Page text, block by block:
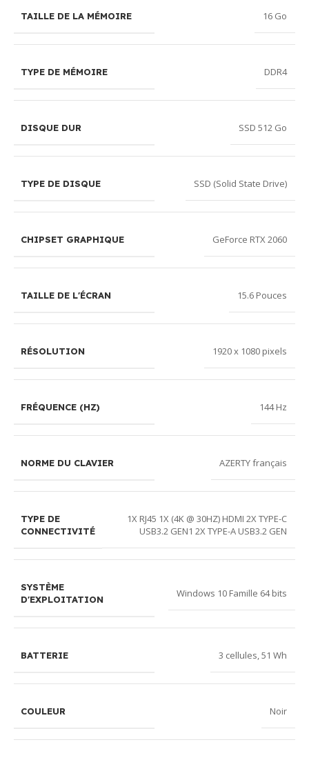
TAILLE DE LA MÉMOIRE 16 Go
TYPE DE MÉMOIRE DDR4
DISQUE DUR SSD 512 Go
TYPE DE DISQUE SSD (Solid State Drive)
CHIPSET GRAPHIQUE GeForce RTX 2060
TAILLE DE L'ÉCRAN 15.6 Pouces
RÉSOLUTION 1920 x 1080 pixels
FRÉQUENCE (HZ) 144 Hz
NORME DU CLAVIER AZERTY français
TYPE DE
CONNECTIVITÉ
1X RJ45 1X (4K @ 30HZ) HDMI 2X TYPE-C
USB3.2 GEN1 2X TYPE-A USB3.2 GEN
SYSTÈME
D'EXPLOITATION
Windows 10 Famille 64 bits
BATTERIE 3 cellules, 51 Wh
COULEUR Noir